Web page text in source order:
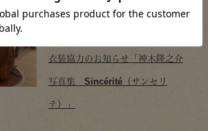
2017/01/21
衣装協力のお知らせ「神木隆之介
写真集 Sincérité（サンセリ
テ）」